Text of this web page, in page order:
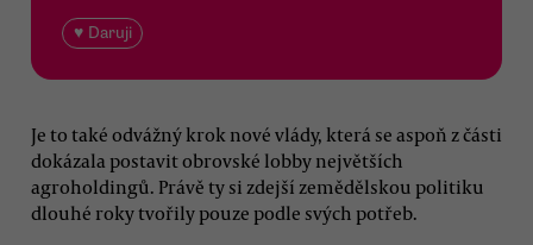
♥ Daruji
Je to také odvážný krok nové vlády, která se aspoň z části
dokázala postavit obrovské lobby největších
agroholdingů. Právě ty si zdejší zemědělskou politiku
dlouhé roky tvořily pouze podle svých potřeb.